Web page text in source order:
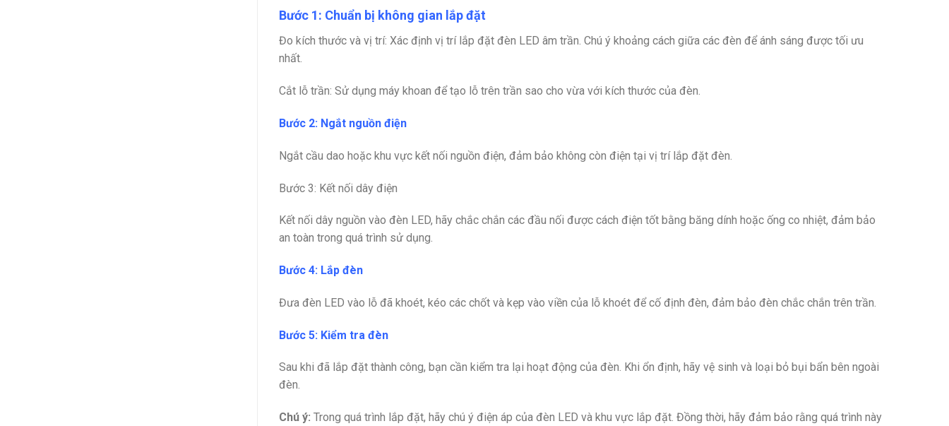
Bước 1: Chuẩn bị không gian lắp đặt
Đo kích thước và vị trí: Xác định vị trí lắp đặt đèn LED âm trần. Chú ý khoảng cách giữa các đèn để ánh sáng được tối ưu
nhất.
Cắt lỗ trần: Sử dụng máy khoan để tạo lỗ trên trần sao cho vừa với kích thước của đèn.
Bước 2: Ngắt nguồn điện
Ngắt cầu dao hoặc khu vực kết nối nguồn điện, đảm bảo không còn điện tại vị trí lắp đặt đèn.
Bước 3: Kết nối dây điện
Kết nối dây nguồn vào đèn LED, hãy chắc chắn các đầu nối được cách điện tốt bằng băng dính hoặc ống co nhiệt, đảm bảo
an toàn trong quá trình sử dụng.
Bước 4: Lắp đèn
Đưa đèn LED vào lỗ đã khoét, kéo các chốt và kẹp vào viền của lỗ khoét để cố định đèn, đảm bảo đèn chắc chắn trên trần.
Bước 5: Kiểm tra đèn
Sau khi đã lắp đặt thành công, bạn cần kiểm tra lại hoạt động của đèn. Khi ổn định, hãy vệ sinh và loại bỏ bụi bẩn bên ngoài
đèn.
Chú ý: Trong quá trình lắp đặt, hãy chú ý điện áp của đèn LED và khu vực lắp đặt. Đồng thời, hãy đảm bảo rằng quá trình này